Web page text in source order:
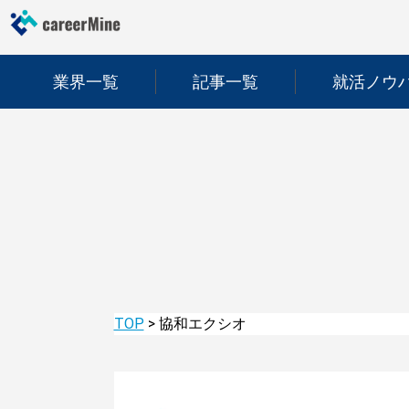
業界一覧 記事一覧 就活ノウ
TOP> 協和エクシオ